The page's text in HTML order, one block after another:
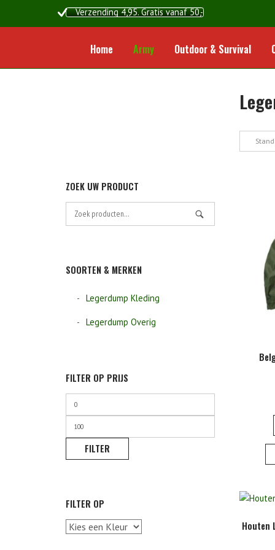
Verzending 4,95. Gratis vanaf 50,-
Home Army Outdoor & Survival
Houten
ZOEK UW PRODUCT
Zoek
naar:
SOORTEN & MERKEN
Legerdump Kleding
Legerdump Overig
FILTER OP PRIJS
Min.
Max.
FILTER
FILTER OP